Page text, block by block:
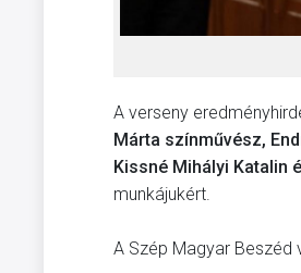
A verseny
Márta színművész,
Kissné Mihályi Katalin
munkájukért.
A Szép Magyar